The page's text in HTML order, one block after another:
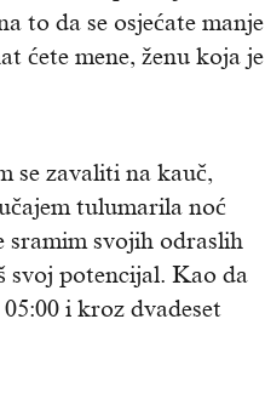
to da se osjećate manje
ćete mene, ženu koja je
se zavaliti na kauč,
tulumarila noć
sramim svojih odraslih
svoj potencijal. Kao da
i kroz dvadeset